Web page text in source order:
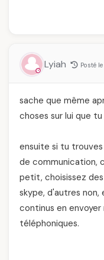
Lyiah Posté
sache que même
choses sur lui que
ensuite si tu
de communication,
petit, choisissez
skype, d'autres non,
continus en
téléphoniques.